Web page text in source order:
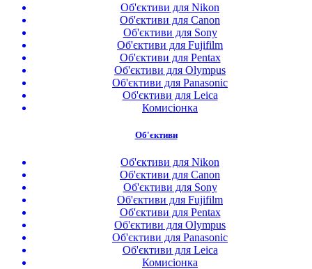
Об'єктиви для Nikon
Об'єктиви для Canon
Об'єктиви для Sony
Об'єктиви для Fujifilm
Об'єктиви для Pentax
Об'єктиви для Olympus
Об'єктиви для Panasonic
Об'єктиви для Leica
Комисіонка
Об'єктиви
Об'єктиви для Nikon
Об'єктиви для Canon
Об'єктиви для Sony
Об'єктиви для Fujifilm
Об'єктиви для Pentax
Об'єктиви для Olympus
Об'єктиви для Panasonic
Об'єктиви для Leica
Комисіонка